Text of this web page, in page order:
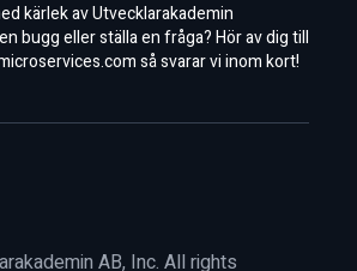
kärlek av Utvecklarakademin
bugg eller ställa en fråga? Hör av dig till
så svarar vi inom kort!
AB, Inc. All rights